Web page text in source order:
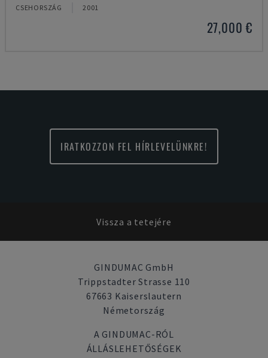
CSEHORSZÁG 2001
27,000 €
IRATKOZZON FEL HÍRLEVELÜNKRE!
Vissza a tetejére
GINDUMAC GmbH
Trippstadter Strasse 110
67663 Kaiserslautern
Németország
A GINDUMAC-RÓL
ÁLLÁSLEHETŐSÉGEK